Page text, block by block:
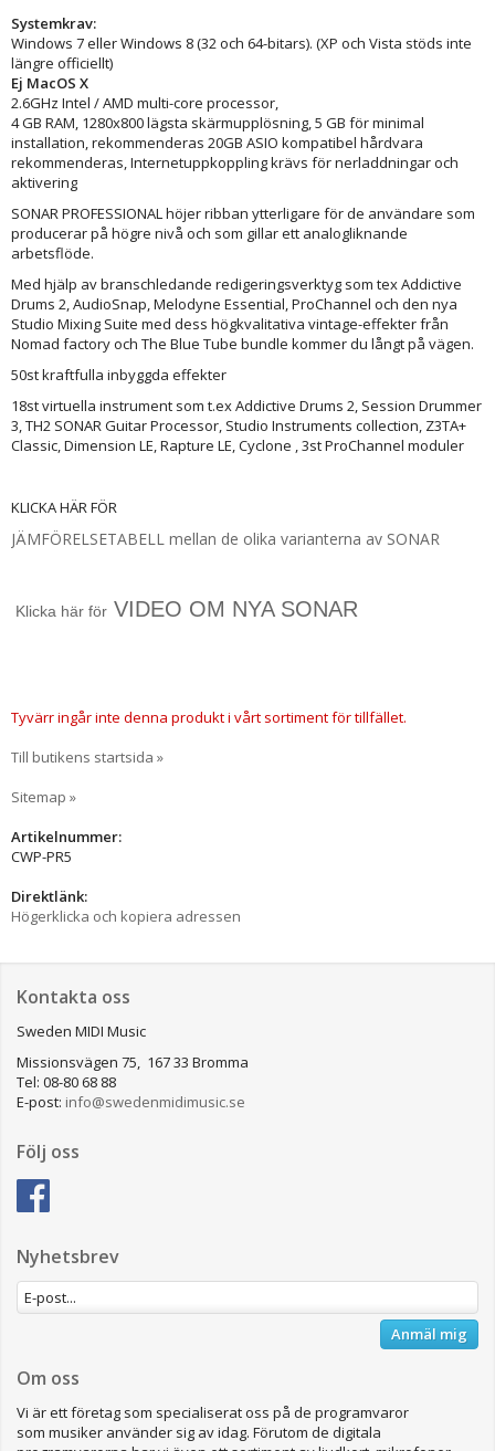
Systemkrav:
Windows 7 eller Windows 8 (32 och 64-bitars). (XP och Vista stöds inte
längre officiellt)
Ej MacOS X
2.6GHz Intel / AMD multi-core processor,
4 GB RAM, 1280x800 lägsta skärmupplösning, 5 GB för minimal
installation, rekommenderas 20GB ASIO kompatibel hårdvara
rekommenderas, Internetuppkoppling krävs för nerladdningar och
aktivering
SONAR PROFESSIONAL höjer ribban ytterligare för de användare som
producerar på högre nivå och som gillar ett analogliknande
arbetsflöde.
Med hjälp av branschledande redigeringsverktyg som tex Addictive
Drums 2, AudioSnap, Melodyne Essential, ProChannel och den nya
Studio Mixing Suite med dess högkvalitativa vintage-effekter från
Nomad factory och The Blue Tube bundle kommer du långt på vägen.
50st kraftfulla inbyggda effekter
18st virtuella instrument som t.ex Addictive Drums 2, Session Drummer
3, TH2 SONAR Guitar Processor, Studio Instruments collection, Z3TA+
Classic, Dimension LE, Rapture LE, Cyclone , 3st ProChannel moduler
KLICKA HÄR FÖR
JÄMFÖRELSETABELL mellan de olika varianterna av SONAR
Klicka här för VIDEO OM NYA SONAR
Tyvärr ingår inte denna produkt i vårt sortiment för tillfället.
Till butikens startsida »
Sitemap »
Artikelnummer:
CWP-PR5
Direktlänk:
Högerklicka och kopiera adressen
Kontakta oss
Sweden MIDI Music
Missionsvägen 75, 167 33 Bromma
Tel: 08-80 68 88
E-post: info@swedenmidimusic.se
Följ oss
Nyhetsbrev
Anmäl mig
Om oss
Vi är ett företag som specialiserat oss på de programvaror
som musiker använder sig av idag. Förutom de digitala